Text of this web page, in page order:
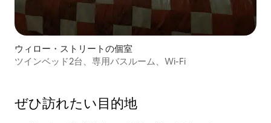
ウィロー・ストリートの個室
ツインベッド2台、専用バスルーム、Wi-Fi
ぜひ訪⁠れ⁠た⁠い目⁠的⁠地